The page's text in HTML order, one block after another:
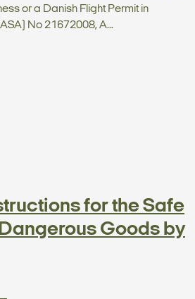
or a Danish Flight Permit in
No 21672008, A...
for the Safe
Goods by